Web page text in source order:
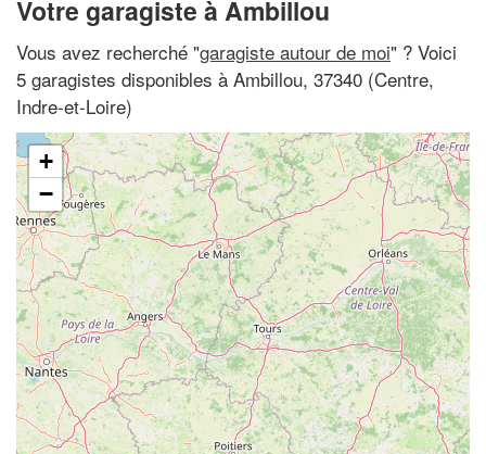
Votre garagiste à Ambillou
Vous avez recherché "garagiste autour de moi" ? Voici
5 garagistes disponibles à Ambillou, 37340 (Centre,
Indre-et-Loire)
+
−